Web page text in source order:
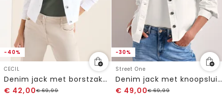
-40%
CECIL
Denim jack met borstzakken en knopen
€ 42,00€69,99
-30%
Street One
Denim jack met knoopsluiting en borduursel
€ 49,00€69,99